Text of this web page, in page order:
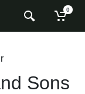
0
Sons